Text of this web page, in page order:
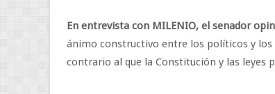
En entrevista con MILENIO, el senador
ánimo constructivo entre los políticos y los
contrario al que la Constitución y las leyes